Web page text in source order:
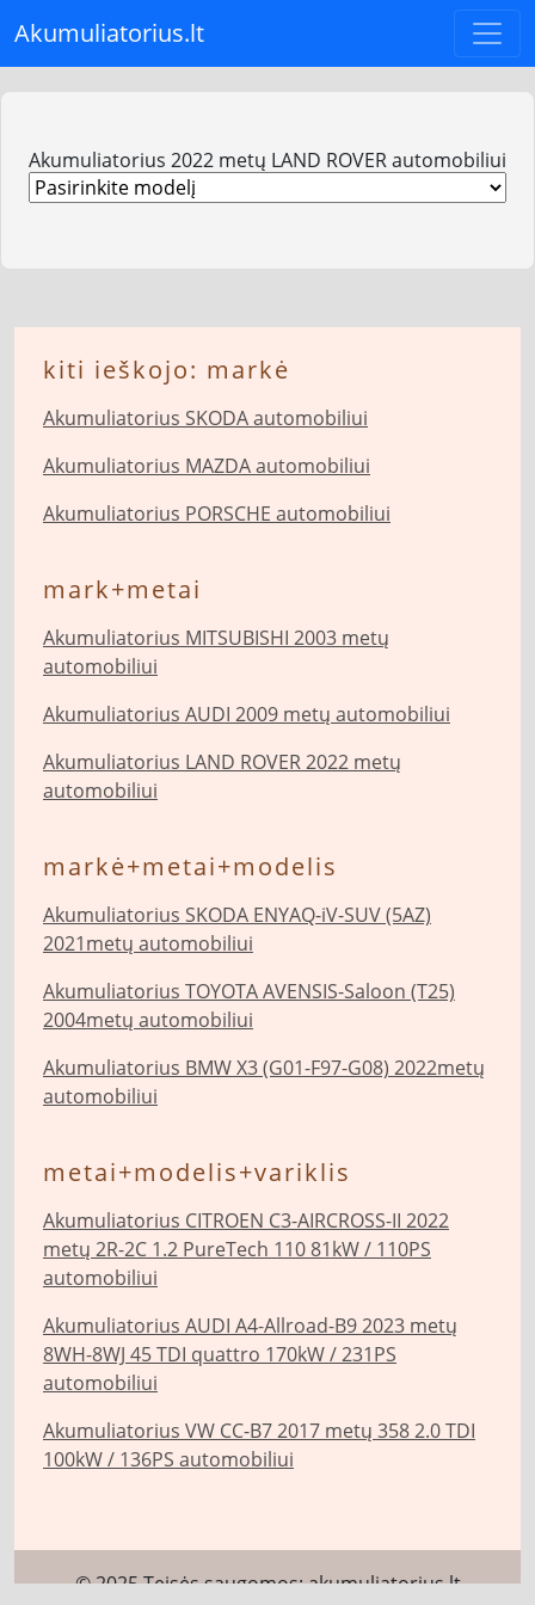
Akumuliatorius.lt
Akumuliatorius 2022 metų LAND ROVER automobiliui
kiti ieškojo: markė
Akumuliatorius SKODA automobiliui
Akumuliatorius MAZDA automobiliui
Akumuliatorius PORSCHE automobiliui
mark+metai
Akumuliatorius MITSUBISHI 2003 metų
automobiliui
Akumuliatorius AUDI 2009 metų automobiliui
Akumuliatorius LAND ROVER 2022 metų
automobiliui
markė+metai+modelis
Akumuliatorius SKODA ENYAQ-iV-SUV (5AZ)
2021metų automobiliui
Akumuliatorius TOYOTA AVENSIS-Saloon (T25)
2004metų automobiliui
Akumuliatorius BMW X3 (G01-F97-G08) 2022metų
automobiliui
metai+modelis+variklis
Akumuliatorius CITROEN C3-AIRCROSS-II 2022
metų 2R-2C 1.2 PureTech 110 81kW / 110PS
automobiliui
Akumuliatorius AUDI A4-Allroad-B9 2023 metų
8WH-8WJ 45 TDI quattro 170kW / 231PS
automobiliui
Akumuliatorius VW CC-B7 2017 metų 358 2.0 TDI
100kW / 136PS automobiliui
© 2025 Teisės saugomos:akumuliatorius.lt